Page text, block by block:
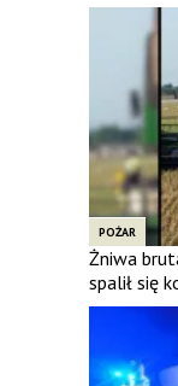
POŻAR
Żniwa
spalił się